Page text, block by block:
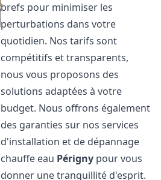
brefs pour minimiser les
perturbations dans votre
quotidien. Nos tarifs sont
compétitifs et transparents,
nous vous proposons des
solutions adaptées à votre
budget. Nous offrons également
des garanties sur nos services
d'installation et de dépannage
chauffe eau Périgny pour vous
donner une tranquillité d'esprit.